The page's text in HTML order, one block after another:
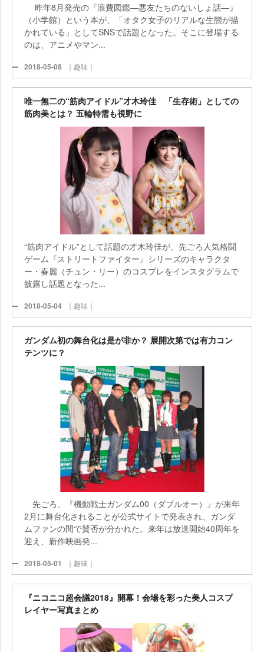
昨年8月発売の『浪費図鑑―悪友たちのないしょ話―』
（小学館）という本が、「オタク女子のリアルな生態が描
かれている」としてSNSで話題となった。そこに登場する
のは、アニメやマン...
2018-05-08 ｜趣味｜
唯一無二の“筋肉アイドル”才木玲佳 「生存術」としての
筋肉美とは？ 五輪特需も視野に
“筋肉アイドル”として話題の才木玲佳が、先ごろ人気格闘
ゲーム『ストリートファイター』シリーズのキャラクタ
ー・春麗（チュン・リー）のコスプレをインスタグラムで
披露し話題となった...
2018-05-04 ｜趣味｜
ガンダム初の舞台化は是が非か？ 展開次第では有力コン
テンツに？
先ごろ、『機動戦士ガンダム00（ダブルオー）』が来年
2月に舞台化されることが公式サイトで発表され、ガンダ
ムファンの間で賛否が分かれた。来年は放送開始40周年を
迎え、新作映画発...
2018-05-01 ｜趣味｜
『ニコニコ超会議2018』開幕！会場を彩った美人コスプ
レイヤー写真まとめ